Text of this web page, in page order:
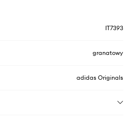
IT7393
granatowy
adidas Originals